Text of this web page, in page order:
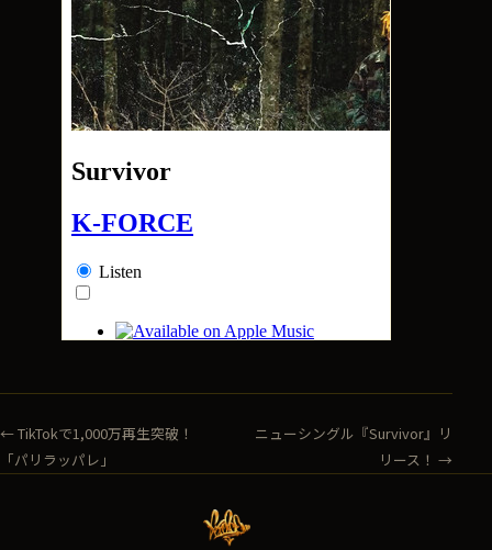
← TikTokで1,000万再生突破！
「パリラッパレ」
ニューシングル『Survivor』リ
リース！ →